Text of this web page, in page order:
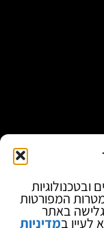
המפורטות
באתר
במדיניות
להגדלה